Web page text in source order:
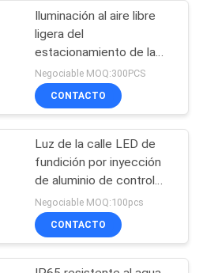
Iluminación al aire libre
ligera del
estacionamiento de la
prenda impermeable de
calle 30W 50W 100W
150W 200W IK08 IP66
Negociable MOQ:300PCS
CONTACTO
Luz de la calle LED de
fundición por inyección
de aluminio de control
inteligente de fotocélula
LED luz de carretera de
jardín
Negociable MOQ:100pcs
CONTACTO